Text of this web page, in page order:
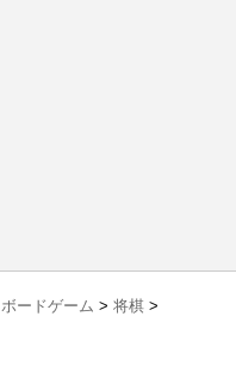
ボードゲーム > 将棋 >